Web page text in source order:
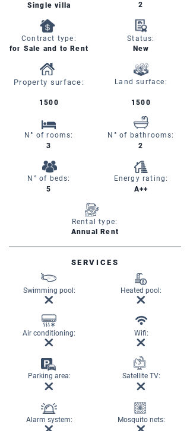
Single villa
Contract type:
for Sale and to Rent
2
Status:
New
Property surface: Land surface:
1500
N° of rooms:
3
N° of beds:
5
1500
N° of bathrooms:
2
Energy rating:
A++
Rental type:
Annual Rent
SERVICES
Swimming pool:
Air conditioning:
Parking area:
Alarm system:
Heated pool:
Wifi:
Satellite TV:
Mosquito nets: